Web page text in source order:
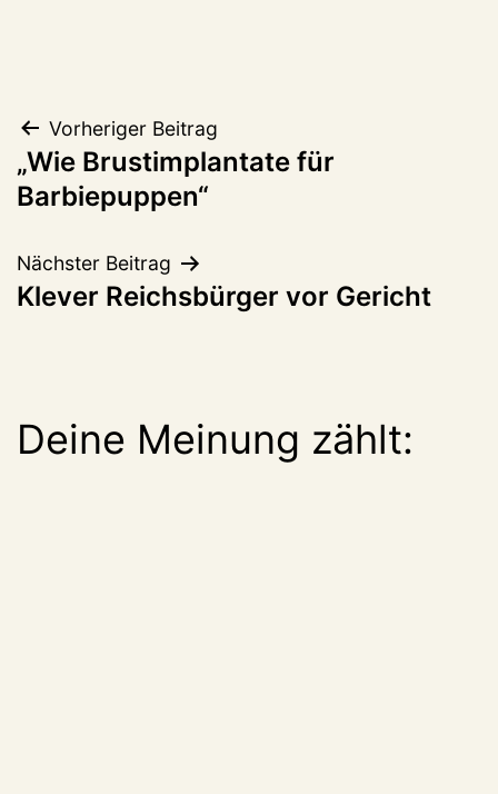
Beitragsnavigation
Vorheriger Beitrag
„Wie Brustimplantate für
Barbiepuppen“
Nächster Beitrag
Klever Reichsbürger vor Gericht
Deine Meinung zählt: